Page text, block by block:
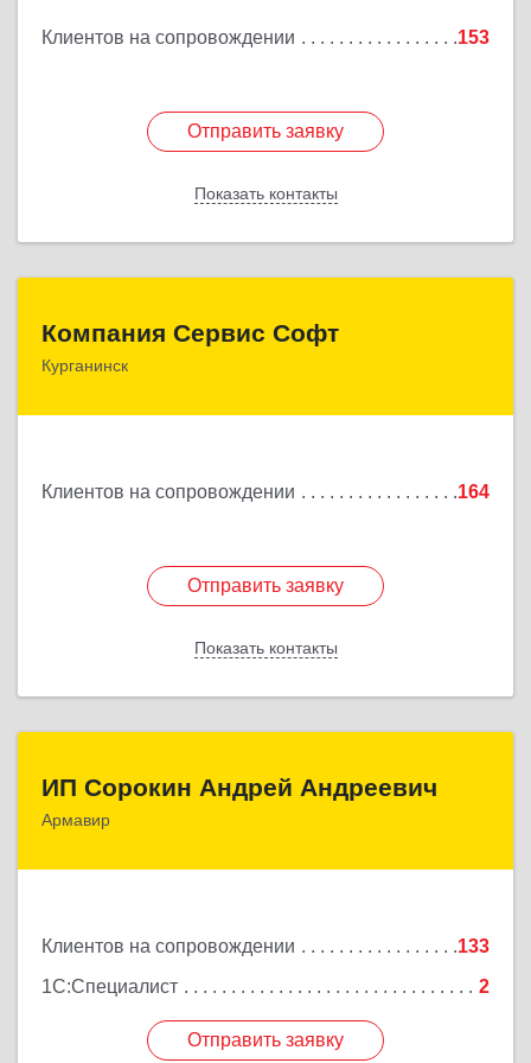
Клиентов на сопровождении 153
Отправить заявку
Показать контакты
Подробнее
Отправить заявку
Назад
Компания Сервис Софт
Курганинск
Клиентов на сопровождении 164
Отправить заявку
Показать контакты
352430, Краснодарский край, Курганинск г, Розы
Отправить заявку
Назад
ИП Сорокин Андрей Андреевич
Армавир
Клиентов на сопровождении
133
1С:Специалист
2
Отправить заявку
Отправить заявку